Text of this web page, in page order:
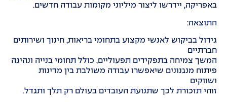
באפריקה, יידרשו ליצור מיליוני מקומות עבודה חדשים.
התוצאה:
גידול בביקוש לאנשי מקצוע בתחומי בריאות, חינוך ושירותים
חברתיים
המשך צמיחה בתפקידים תפעוליים, כולל תחומי בנייה ונהיגה
פיתוח מנגנונים שיאפשרו עבודה משולבת בין מדינות
ושווקים
זוהי תזכורת לכך שתנועת העובדים בעולם רק תלך ותגדל.